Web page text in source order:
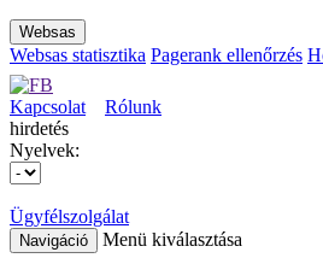
Websas
Websas statisztika Pagerank ellenőrzés
Kapcsolat
Rólunk
hirdetés
Nyelvek:
Ügyfélszolgálat
Navigáció Menü kiválasztása